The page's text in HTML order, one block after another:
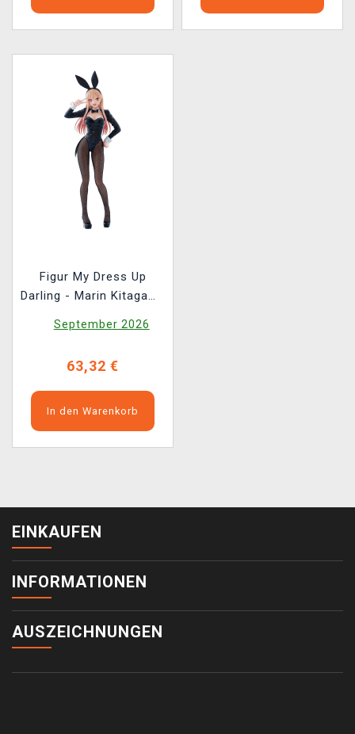
Figur My Dress Up
Darling - Marin Kitagawa
(Aniplex)
September 2026
63,32 €
In den Warenkorb
EINKAUFEN
INFORMATIONEN
AUSZEICHNUNGEN